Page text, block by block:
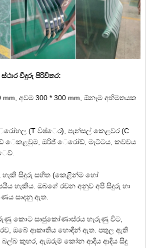
ස්ථාර වීදුරු පිරිවිතර:
mm, අවම 300 * 300 mm, ඕනෑම අභිමතයක
(T විෂ්ෙර), පැන්සල් කෙළවර (C
ඔරිජ් ෙරෝඩ්, මැට්ටය, කවචය
හැකි සිදුරු සහිත (කෙළින්ම හෝ
හැකිය. ඔබගේ රචන අනුව අපි සිදුරු හා
සාදනු ඇත.
කොට සෘජුකෝණාස්රය හැරුණු විට,
ඔබේ ආකෘතිය හොඳින් ඇත. පතුල ඇති
කුහර, ඇඹරුම් කෝන ආදිය ආදිය සිදු